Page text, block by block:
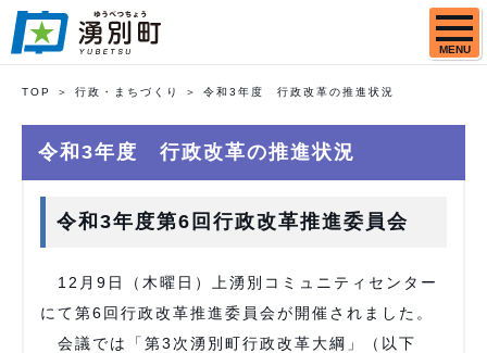
MENU
TOP 行政・まちづくり 令和3年度 行政改革の推進状況
令和3年度 行政改革の推進状況
令和3年度第6回行政改革推進委員会
12月9日（木曜日）上湧別コミュニティセンター
にて第6回行政改革推進委員会が開催されました。
会議では「第3次湧別町行政改革大綱」（以下